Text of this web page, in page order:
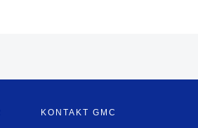
KONTAKT GMC